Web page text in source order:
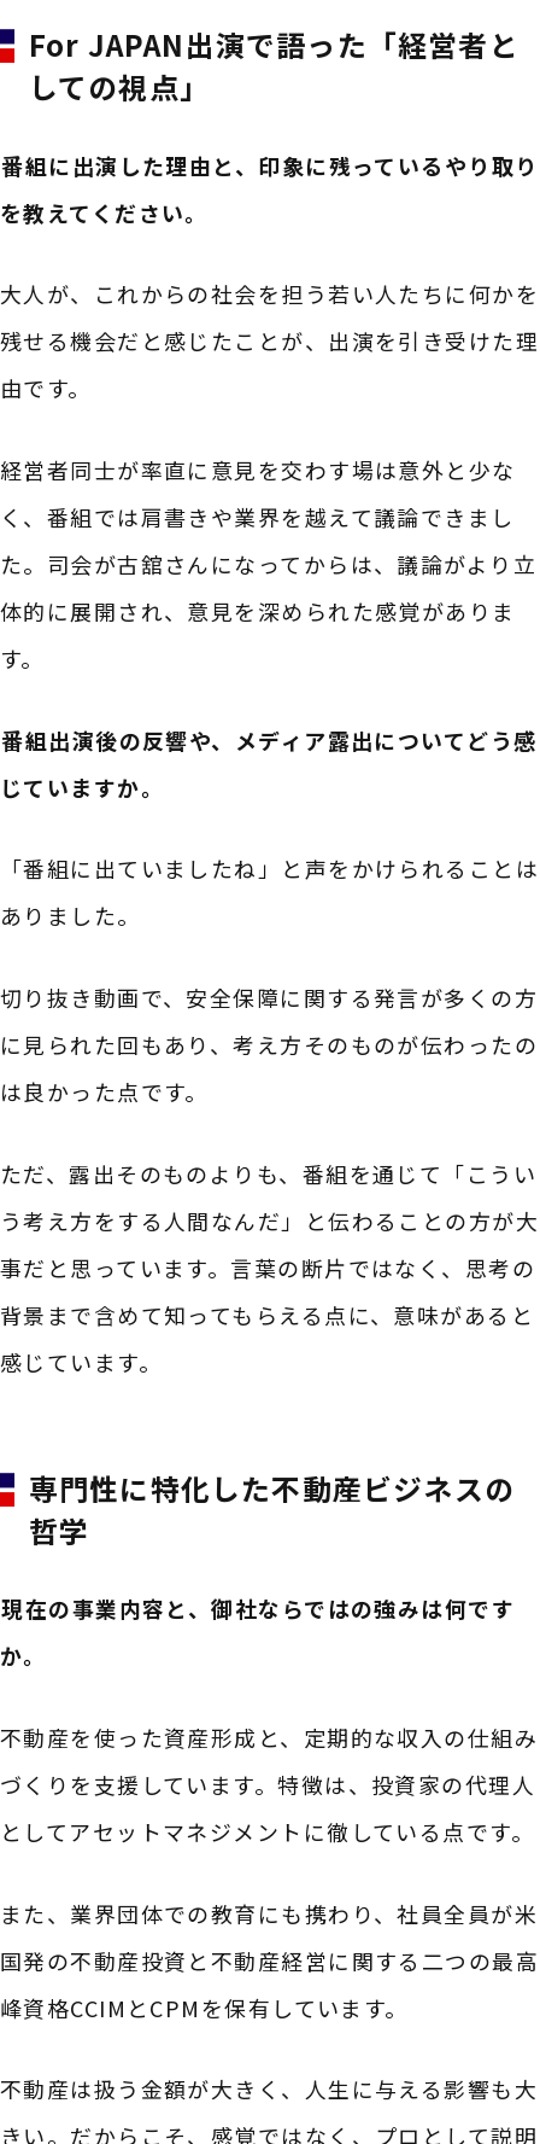
For JAPAN出演で語った「経営者と
しての視点」
――番組に出演した理由と、印象に残っているやり取り
を教えてください。
大人が、これからの社会を担う若い人たちに何かを
残せる機会だと感じたことが、出演を引き受けた理
由です。
経営者同士が率直に意見を交わす場は意外と少な
く、番組では肩書きや業界を越えて議論できまし
た。司会が古舘さんになってからは、議論がより立
体的に展開され、意見を深められた感覚がありま
す。
――番組出演後の反響や、メディア露出についてどう感
じていますか。
「番組に出ていましたね」と声をかけられることは
ありました。
切り抜き動画で、安全保障に関する発言が多くの方
に見られた回もあり、考え方そのものが伝わったの
は良かった点です。
ただ、露出そのものよりも、番組を通じて「こうい
う考え方をする人間なんだ」と伝わることの方が大
事だと思っています。言葉の断片ではなく、思考の
背景まで含めて知ってもらえる点に、意味があると
感じています。
専門性に特化した不動産ビジネスの
哲学
――現在の事業内容と、御社ならではの強みは何です
か。
不動産を使った資産形成と、定期的な収入の仕組み
づくりを支援しています。特徴は、投資家の代理人
としてアセットマネジメントに徹している点です。
また、業界団体での教育にも携わり、社員全員が米
国発の不動産投資と不動産経営に関する二つの最高
峰資格CCIMとCPMを保有しています。
不動産は扱う金額が大きく、人生に与える影響も大
きい。だからこそ、感覚ではなく、プロとして説明